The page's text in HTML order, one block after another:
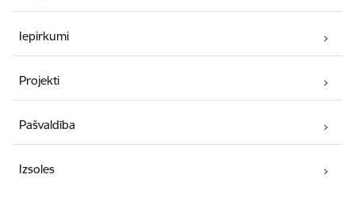
Iepirkumi
Projekti
Pašvaldība
Izsoles